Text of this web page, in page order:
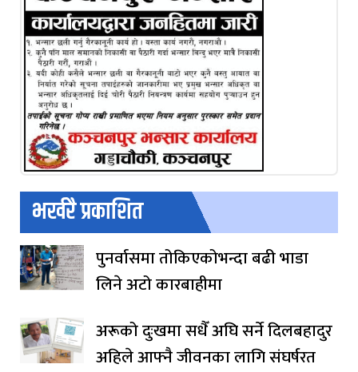
भर्खरै प्रकाशित
पुनर्वासमा तोकिएकोभन्दा बढी भाडा
लिने अटो कारबाहीमा
अरूको दुःखमा सधैँ अघि सर्ने दिलबहादुर
अहिले आफ्नै जीवनका लागि संघर्षरत